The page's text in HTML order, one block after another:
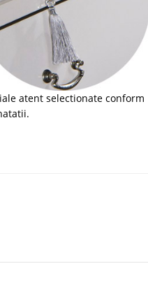
atent selectionate conform